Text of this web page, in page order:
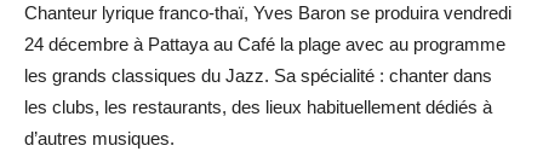
Chanteur lyrique franco-thaï, Yves Baron se produira vendredi
24 décembre à Pattaya au Café la plage avec au programme
les grands classiques du Jazz. Sa spécialité : chanter dans
les clubs, les restaurants, des lieux habituellement dédiés à
d’autres musiques.